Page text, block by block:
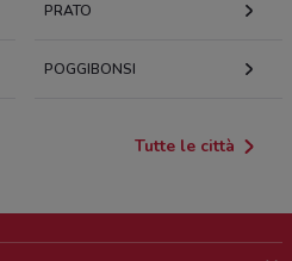
PRATO
POGGIBONSI
Tutte le città